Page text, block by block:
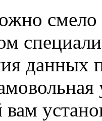
смело
данных